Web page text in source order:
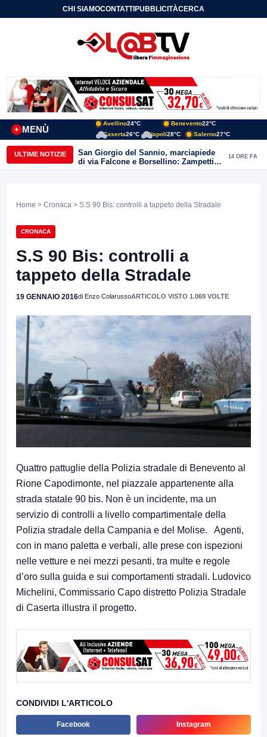
CHI SIAMOCONTATTIPUBBLICITÀCERCA
MENÙ
+
Avellino24°C Benevento22°C
Caserta26°C Napoli28°C Salerno27°C
ULTIME NOTIZIE
San Giorgio del Sannio, marciapiede
di via Falcone e Borsellino: Zampetti e
Lombardi replicano alle polemiche
14 ORE FA
Home > Cronaca > S.S 90 Bis: controlli a tappeto della Stradale
CRONACA
S.S 90 Bis: controlli a
tappeto della Stradale
19 GENNAIO 2016di Enzo ColarussoARTICOLO VISTO 1.069 VOLTE
Quattro pattuglie della Polizia stradale di Benevento al
Rione Capodimonte, nel piazzale appartenente alla
strada statale 90 bis. Non è un incidente, ma un
servizio di controlli a livello compartimentale della
Polizia stradale della Campania e del Molise. Agenti,
con in mano paletta e verbali, alle prese con ispezioni
nelle vetture e nei mezzi pesanti, tra multe e regole
d’oro sulla guida e sui comportamenti stradali. Ludovico
Michelini, Commissario Capo distretto Polizia Stradale
di Caserta illustra il progetto.
CONDIVIDI L'ARTICOLO
Facebook Instagram